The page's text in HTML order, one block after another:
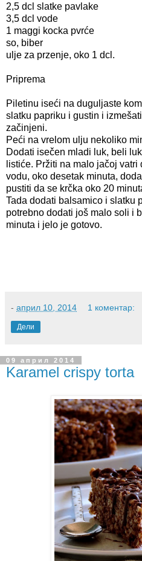
2,5 dcl slatke pavlake
3,5 dcl vode
1 maggi kocka pvrće
so, biber
ulje za przenje, oko 1 dcl.
Priprema
Piletinu iseći na duguljaste
slatku papriku i gustin i
začinjeni.
Peći na vrelom ulju nekoliko
Dodati isečen mladi luk, beli
listiće. Pržiti na malo jačoj
vodu, oko desetak minuta,
pustiti da se krčka oko 20
Tada dodati balsamico i slatku
potrebno dodati još malo soli i
minuta i jelo je gotovo.
- април 10, 2014 1 коментар:
Дели
09 април 2014
Karamel crispy torta